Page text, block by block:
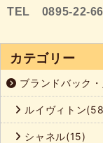
TEL 0895-22-
カテゴリー
ブランドバック
ルイヴィトン
シャネル(15)